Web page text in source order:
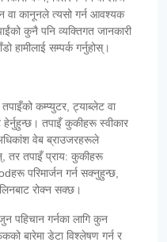
वा कानूनले त्यसो गर्न आवश्यक
कुनै पनि व्यक्तिगत जानकारी
सम्पर्क गर्नुहोस्।
कम्प्युटर, ट्याब्लेट वा
तपाइँ कुकीहरू स्वीकार
वेब ब्राउजरहरूले
तर तपाइँ प्राय: कुकीहरू
परिमार्जन गर्न सक्नुहुन्छ,
रोक्न सक्छ।
पहिचान गर्नका लागि कुन
बारेमा डेटा विश्लेषण गर्न र